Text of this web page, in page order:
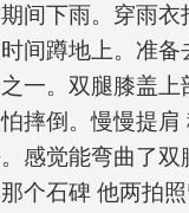
间下雨。穿雨
间蹲地上。准备
一。双腿膝盖
摔倒。慢慢提
感觉能弯曲了
个石碑 他两拍